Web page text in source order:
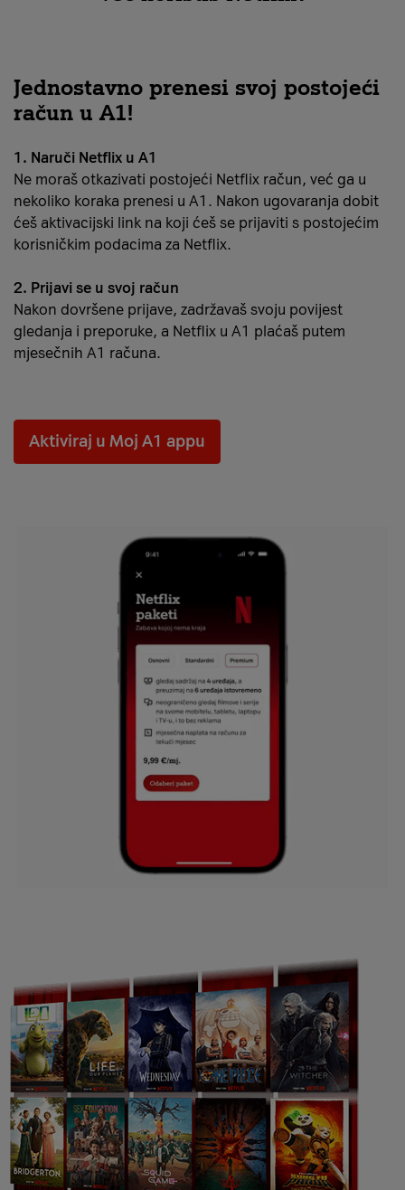
Jednostavno prenesi svoj postojeći
račun u A1!
1. Naruči Netflix u A1
Ne moraš otkazivati postojeći Netflix račun, već ga u
nekoliko koraka prenesi u A1. Nakon ugovaranja dobit
ćeš aktivacijski link na koji ćeš se prijaviti s postojećim
korisničkim podacima za Netflix.
2. Prijavi se u svoj račun
Nakon dovršene prijave, zadržavaš svoju povijest
gledanja i preporuke, a Netflix u A1 plaćaš putem
mjesečnih A1 računa.
Aktiviraj u Moj A1 appu